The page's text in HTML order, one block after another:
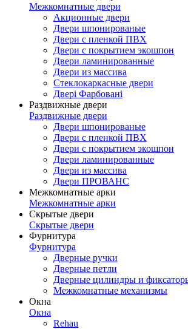
Межкомнатные двери
Акционные двери
Двери шпонированые
Двери с пленкой ПВХ
Двери с покрытием экошпон
Двери ламинированные
Двери из массива
Стеклокаркасные двери
Двері Фарбовані
Раздвижные двери
Раздвижные двери
Двери шпонированые
Двери с пленкой ПВХ
Двери с покрытием экошпон
Двери ламинированные
Двери из массива
Двери ПРОВАНС
Межкомнатные арки
Межкомнатные арки
Скрытые двери
Скрытые двери
Фурнитура
Фурнитура
Дверные ручки
Дверные петли
Дверные цилиндры и
Межкомнатные механизмы
Окна
Окна
Rehau